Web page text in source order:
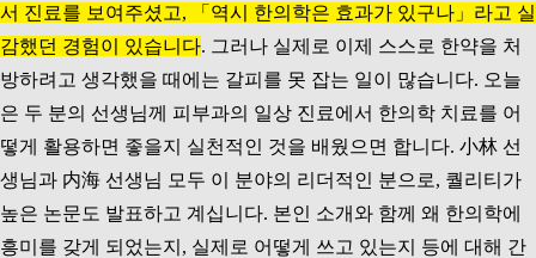
서 진료를 보여주셨고, 「역시 한의학은 효과가 있구나」라고 실
감했던 경험이 있습니다. 그러나 실제로 이제 스스로 한약을 처
방하려고 생각했을 때에는 갈피를 못 잡는 일이 많습니다. 오늘
은 두 분의 선생님께 피부과의 일상 진료에서 한의학 치료를 어
떻게 활용하면 좋을지 실천적인 것을 배웠으면 합니다. 小林 선
생님과 内海 선생님 모두 이 분야의 리더적인 분으로, 퀄리티가
높은 논문도 발표하고 계십니다. 본인 소개와 함께 왜 한의학에
흥미를 갖게 되었는지, 실제로 어떻게 쓰고 있는지 등에 대해 간